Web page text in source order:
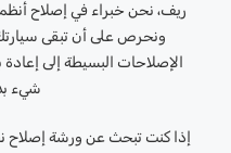
ريف، نحن خبراء في إصلاح
ونحرص على أن تبقى
الإصلاحات البسيطة إلى إعادة
شيء
إذا كنت تبحث عن ورشة إصلاح